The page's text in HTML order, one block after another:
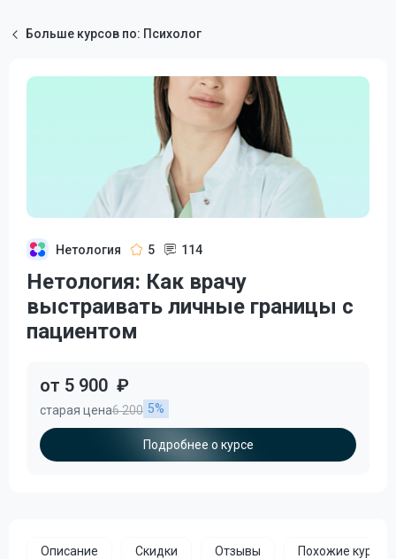
Больше курсов по: Психолог
Нетология 5 114
Нетология: Как врачу
выстраивать личные границы с
пациентом
от 5 900 ₽
старая цена6 200 5%
Подробнее о курсе
Описание Скидки Отзывы Похожие курсы